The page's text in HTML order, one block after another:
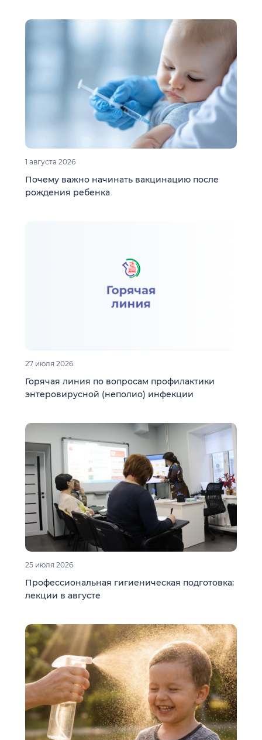
1 августа 2026
Почему важно начинать вакцинацию после
рождения ребенка
27 июля 2026
Горячая линия по вопросам профилактики
энтеровирусной (неполио) инфекции
25 июля 2026
Профессиональная гигиеническая подготовка:
лекции в августе